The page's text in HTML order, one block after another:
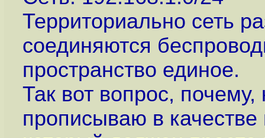
Территориально сеть
соединяются
пространство единое.
Так вот вопрос,
прописываю в